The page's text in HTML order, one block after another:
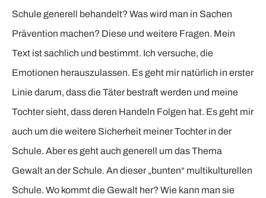
Schule generell behandelt? Was wird man in Sachen
Prävention machen? Diese und weitere Fragen. Mein
Text ist sachlich und bestimmt. Ich versuche, die
Emotionen herauszulassen. Es geht mir natürlich in erster
Linie darum, dass die Täter bestraft werden und meine
Tochter sieht, dass deren Handeln Folgen hat. Es geht mir
auch um die weitere Sicherheit meiner Tochter in der
Schule. Aber es geht auch generell um das Thema
Gewalt an der Schule. An dieser „bunten“ multikulturellen
Schule. Wo kommt die Gewalt her? Wie kann man sie